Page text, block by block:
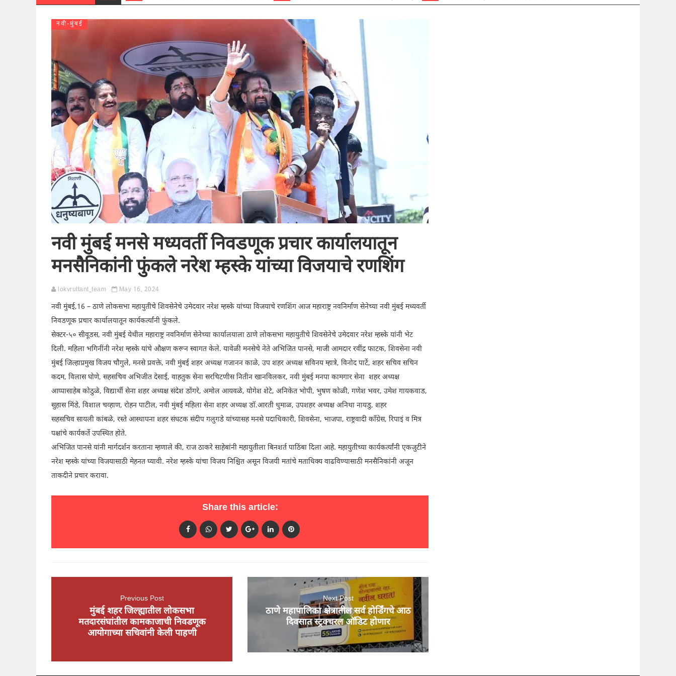
नवी-मुंबई
नवी मुंबई मनसे मध्यवर्ती निवडणूक प्रचार कार्यालयातून
मनसैनिकांनी फुंकले नरेश म्हस्के यांच्या विजयाचे रणशिंग
lokvruttant_team May 16, 2024
नवी मुंबई,16 – ठाणे लोकसभा महायुतीचे शिवसेनेचे उमेदवार नरेश म्हस्के यांच्या विजयाचे रणशिंग आज महाराष्ट्र नवनिर्माण सेनेच्या नवी मुंबई मध्यवर्ती
निवडणूक प्रचार कार्यालयातून कार्यकर्त्यांनी फुंकले.
सेक्टर-५० सीवूडस, नवी मुंबई येथील महाराष्ट्र नवनिर्माण सेनेच्या कार्यालयाला ठाणे लोकसभा महायुतीचे शिवसेनेचे उमेदवार नरेश म्हस्के यांनी भेट
दिली. महिला भगिनींनी नरेश म्हस्के यांचे औक्षण करून स्वागत केले. यावेळी मनसेचे नेते अभिजित पानसे, माजी आमदार रवींद्र फाटक, शिवसेना नवी
मुंबई जिल्हाप्रमुख विजय चौगुले, मनसे प्रवक्ते, नवी मुंबई शहर अध्यक्ष गजानन काळे, उप शहर अध्यक्ष सविनय म्हात्रे, विनोद पार्टे, शहर सचिव सचिन
कदम, विलास घोणे, सहसचिव अभिजीत देसाई, वाहतुक सेना सरचिटणीस नितीन खानविलकर, नवी मुंबई मनपा कामगार सेना शहर अध्यक्ष
आप्पासाहेब कोठुळे, विद्यार्थी सेना शहर अध्यक्ष संदेश डोंगरे, अमोल आयवळे, योगेश शेटे, अनिकेत भोपी, भुषण कोळी, गणेश भवर, उमेश गायकवाड,
सुहास मिंडे, विशाल चव्हाण, रोहन पाटील, नवी मुंबई महिला सेना शहर अध्यक्ष डॉ.आरती धुमाळ, उपशहर अध्यक्ष अनिथा नायडु, शहर
सहसचिव सायली कांबळे, रस्ते आस्थापना शहर संघटक संदीप गलुगडे यांच्यासह मनसे पदाधिकारी, शिवसेना, भाजपा, राष्ट्रवादी काँग्रेस, रिपाइं व मित्र
पक्षांचे कार्यकर्ते उपस्थित होते.
अभिजित पानसे यांनी मार्गदर्शन करताना म्हणाले की, राज ठाकरे साहेबांनी महायुतीला बिनशर्त पाठिंबा दिला आहे. महायुतीच्या कार्यकर्त्यांनी एकजुटीने
नरेश म्हस्के यांच्या विजयासाठी मेहनत घ्यावी. नरेश म्हस्के यांचा विजय निश्चित असून विजयी मतांचे मताधिक्य वाढविण्यासाठी मनसैनिकांनी अजून
ताकदीने प्रचार करावा.
Share this article:
Previous Post
मुंबई शहर जिल्ह्यातील लोकसभा
मतदारसंघांतील कामकाजाची निवडणूक
आयोगाच्या सचिवांनी केली पाहणी
Next Post
ठाणे महापालिका क्षेत्रातील सर्व होर्डिंगचे आठ
दिवसात स्ट्रक्चरल ऑडिट होणार